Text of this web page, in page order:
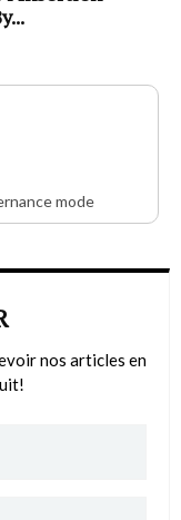
mode
nos articles en